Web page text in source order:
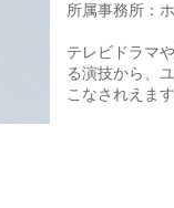
所属事務所：
テレビドラマ
る演技から、
こなされえます